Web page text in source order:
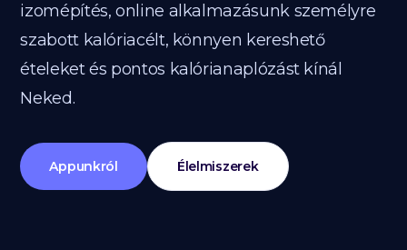
izomépítés, online alkalmazásunk személyre
szabott kalóriacélt, könnyen kereshető
ételeket és pontos kalórianaplózást kínál
Neked.
Appunkról Élelmiszerek